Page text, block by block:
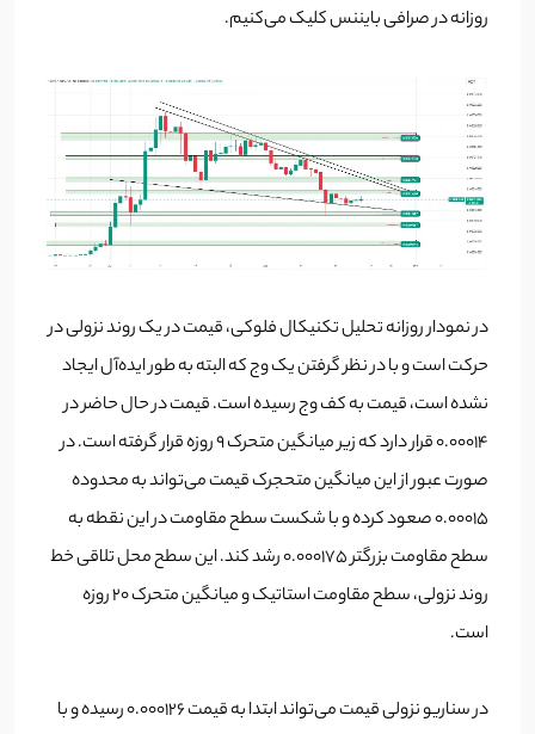
روزانه در صرافی بایننس کلیک می‌کنیم.
در نمودار روزانه تحلیل تکنیکال فلوکی، قیمت در یک روند نزولی در
حرکت است و با در نظر گرفتن یک وج که البته به طور ایده‌آل ایجاد
نشده است، قیمت به کف وج رسیده است. قیمت در حال حاضر در
0.00014 قرار دارد که زیر میانگین متحرک 9 روزه قرار گرفته است. در
صورت عبور از این میانگین متحجرک قیمت می‌تواند به محدوده
0.00015 صعود کرده و با شکست سطح مقاومت در این نقطه به
سطح مقاومت بزرگتر 0.000175 رشد کند. این سطح محل تلاقی خط
روند نزولی، سطح مقاومت استاتیک و میانگین متحرک 20 روزه
است.
در سناریو نزولی قیمت می‌تواند ابتدا به قیمت 0.000126 رسیده و با